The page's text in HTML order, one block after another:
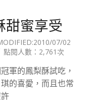
甜蜜享受
2010/07/02
點閱人數：2,761次
軍的鳳梨酥試吃，
的喜愛，而且也常